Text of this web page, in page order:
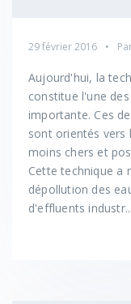
29 février 2016
Aujourd'hui, la
constitue l'une
importante. Ces
sont orientés vers
moins chers et
Cette technique a
dépollution des
d'effluents industr...